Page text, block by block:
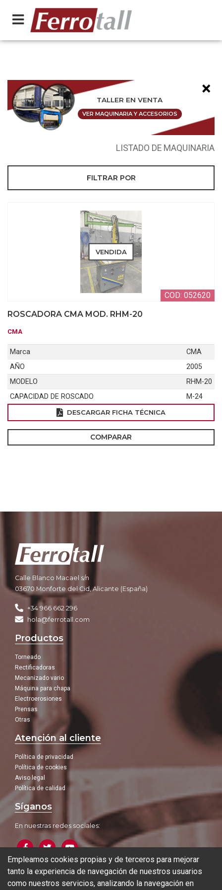
×
TALLER EN VENTA
VER MAQUINARIA Y ACCESORIOS
LISTADO DE MAQUINARIA
COD: 052620
VENDIDA
ROSCADORA CMA MOD. RHM-20
CMA
Marca
CMA
AÑO
2005
MODELO
RHM-20
CAPACIDAD DE ROSCADO
M-24
DESCARGAR FICHA TÉCNICA
COMPARAR
FILTRAR POR
Calle Blanco Macael s/n
03670 Monforte del Cid, Alicante (España)
+34 966 662 296
hola@ferrotall.com
Productos
Torneado
Rectificadoras
Mecanizado vario
Máquina para chapa
Electroerosiones
Prensas
Otras
Atención al cliente
Política de privacidad
Política de cookies
Aviso legal
Política de calidad
Síganos
En nuestras redes sociales:
Blog
Empleamos cookies propias y de terceros para mejorar
tanto la experiencia de navegación de nuestros usuarios
como nuestros servicios, analizando la navegación en